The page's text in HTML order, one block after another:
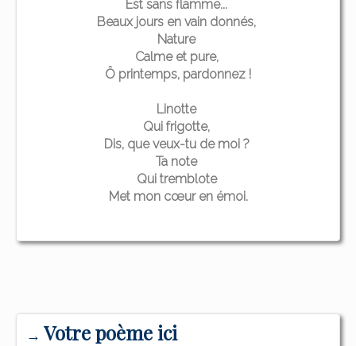
Est sans flamme...
Beaux jours en vain donnés,
Nature
Calme et pure,
Ô printemps, pardonnez !
Linotte
Qui frigotte,
Dis, que veux-tu de moi ?
Ta note
Qui tremblote
Met mon cœur en émoi.
→ Votre poème ici